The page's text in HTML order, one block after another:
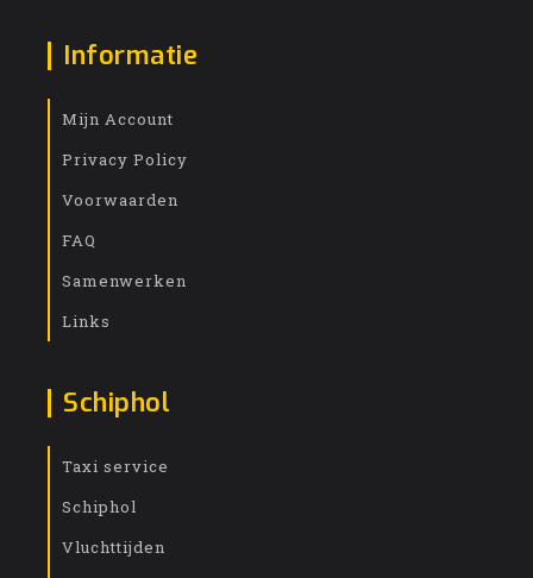
Informatie
Mijn Account
Privacy Policy
Voorwaarden
FAQ
Samenwerken
Links
Schiphol
Taxi service
Schiphol
Vluchttijden